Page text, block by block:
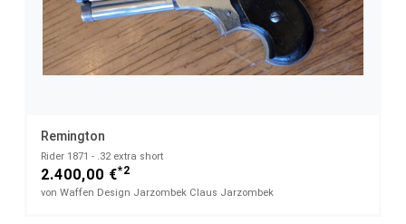
Remington
Rider 1871 - .32 extra short
2.400,00 €*2
von Waffen Design Jarzombek Claus Jarzombek